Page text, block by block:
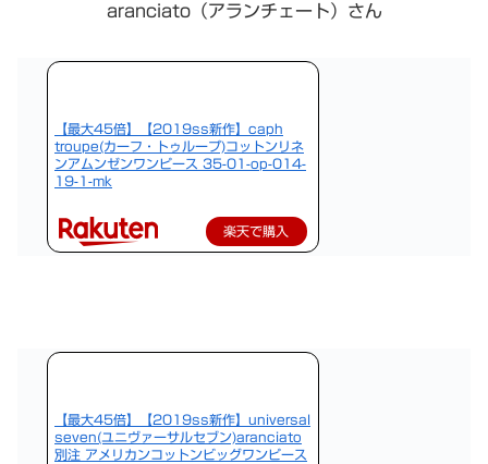
aranciato（アランチェート）さん
【最大45倍】【2019ss新作】caph
troupe(カーフ・トゥループ)コットンリネ
ンアムンゼンワンピース 35-01-op-014-
19-1-mk
楽天で購入
【最大45倍】【2019ss新作】universal
seven(ユニヴァーサルセブン)aranciato
別注 アメリカンコットンビッグワンピース